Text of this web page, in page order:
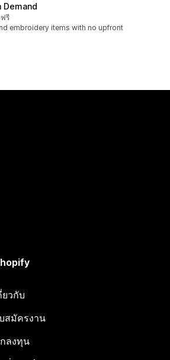
Demand
รี
embroidery items with no upfront
ยวกับ
สมัครงาน
ลงทุน